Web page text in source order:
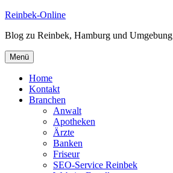
Zum
springen
Reinbek-Online
Blog zu Reinbek, Hamburg und Umgebung
Menü
Home
Kontakt
Branchen
Anwalt
Apotheken
Ärzte
Banken
Friseur
SEO-Service Reinbek